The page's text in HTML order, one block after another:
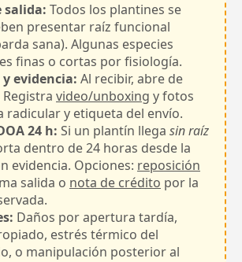
salida: Todos los plantines se
presentar raíz funcional
sana). Algunas especies
finas o cortas por fisiología.
y evidencia: Al recibir, abre de
video/unboxing y fotos
radicular y etiqueta del envío.
24 h: Si un plantín llega sin raíz
dentro de 24 horas desde la
evidencia. Opciones: reposición
salida o nota de crédito por la
Daños por apertura tardía,
estrés térmico del
o manipulación posterior al